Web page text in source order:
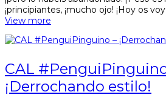
¡principiantes, ¡mucho ojo! ¡Hoy os
View more
CAL
¡Derrochando estilo!